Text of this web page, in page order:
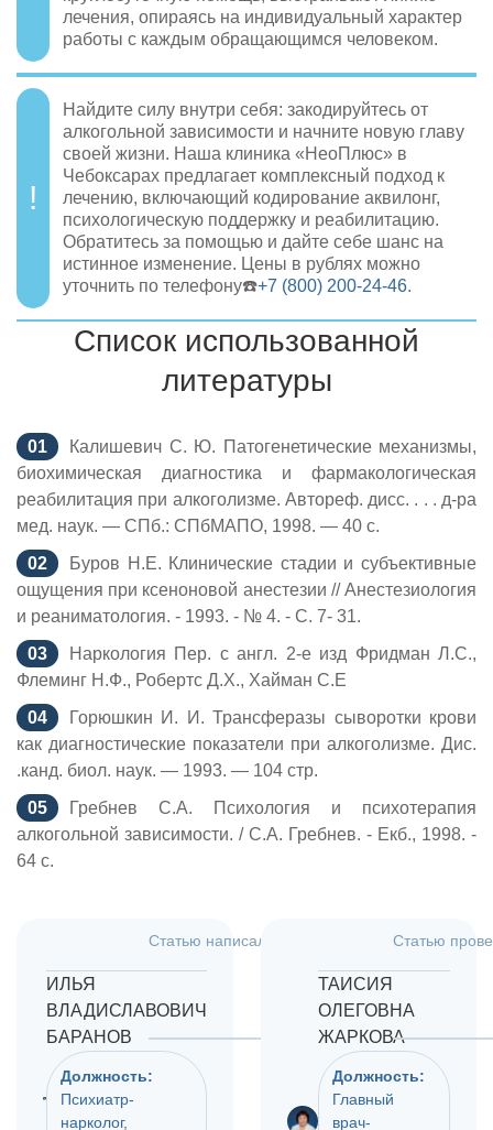
лечения, опираясь на индивидуальный характер
работы с каждым обращающимся человеком.
Найдите силу внутри себя: закодируйтесь от
алкогольной зависимости и начните новую главу
своей жизни. Наша клиника «НеоПлюс» в
Чебоксарах предлагает комплексный подход к
лечению, включающий кодирование аквилонг,
психологическую поддержку и реабилитацию.
Обратитесь за помощью и дайте себе шанс на
истинное изменение. Цены в рублях можно
уточнить по телефону☎️+7 (800) 200-24-46.
Список использованной
литературы
Калишевич С. Ю. Патогенетические механизмы,
биохимическая диагностика и фармакологическая
реабилитация при алкоголизме. Автореф. дисс. . . . д-ра
мед. наук. — СПб.: СПбМАПО, 1998. — 40 с.
Буров Н.Е. Клинические стадии и субъективные
ощущения при ксеноновой анестезии // Анестезиология
и реаниматология. - 1993. - № 4. - С. 7- 31.
Наркология Пер. с англ. 2-е изд Фридман Л.С.,
Флеминг Н.Ф., Робертс Д.X., Хайман С.Е
Горюшкин И. И. Трансферазы сыворотки крови
как диагностические показатели при алкоголизме. Дис.
.канд. биол. наук. — 1993. — 104 стр.
Гребнев С.А. Психология и психотерапия
алкогольной зависимости. / С.А. Гребнев. - Екб., 1998. -
64 с.
Статью написал:
ИЛЬЯ
ВЛАДИСЛАВОВИЧ
БАРАНОВ
Должность:
Психиатр-
нарколог,
Статью
ТАИСИЯ
ОЛЕГОВНА
ЖАРКОВА
Должность:
Главный
врач-